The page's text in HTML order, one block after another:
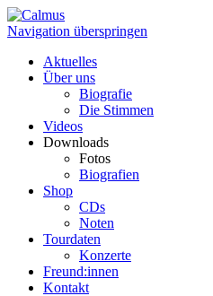
Navigation überspringen
Aktuelles
Über uns
Biografie
Die Stimmen
Videos
Downloads
Fotos
Biografien
Shop
CDs
Noten
Tourdaten
Konzerte
Freund:innen
Kontakt